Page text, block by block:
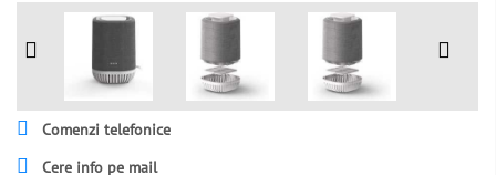
Comenzi telefonice
Cere info pe mail